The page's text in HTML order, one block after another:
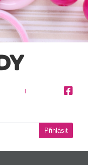
|
Přihlásit